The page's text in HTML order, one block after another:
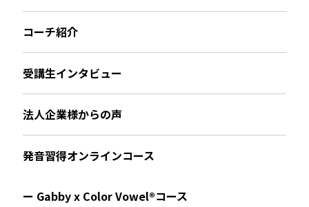
コーチ紹介
受講生インタビュー
法人企業様からの声
発音習得オンラインコース
ー Gabby x Color Vowel®︎コース